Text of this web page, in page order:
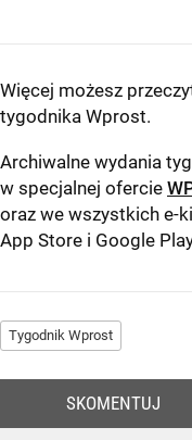
Więcej możesz
tygodnika Wprost.
Archiwalne wydania
w specjalnej ofercie
oraz we wszystkich e-
App Store i Google Play
Tygodnik Wprost
SKOMENTUJ